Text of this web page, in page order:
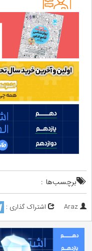
برچسب‌ها :
Araz اشتراک گذاری :